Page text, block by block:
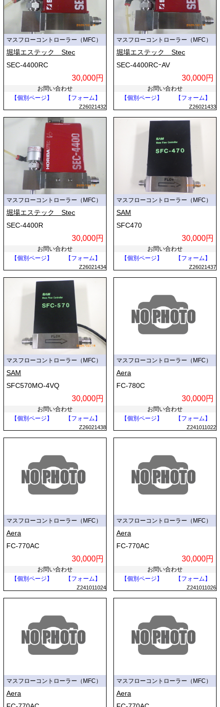
マスフローコントローラー（MFC）
堀場エステック Stec
SEC-4400RC
30,000円
お問い合わせ
【個別ページ】
【フォーム】
Z26021432
マスフローコントローラー（MFC）
堀場エステック Stec
SEC-4400RCｰAV
30,000円
お問い合わせ
【個別ページ】
【フォーム】
Z26021433
マスフローコントローラー（MFC）
堀場エステック Stec
SEC-4400R
30,000円
お問い合わせ
【個別ページ】
【フォーム】
Z26021434
マスフローコントローラー（MFC）
SAM
SFC470
30,000円
お問い合わせ
【個別ページ】
【フォーム】
Z26021437
マスフローコントローラー（MFC）
SAM
SFC570MO-4VQ
30,000円
お問い合わせ
【個別ページ】
【フォーム】
Z26021438
マスフローコントローラー（MFC）
Aera
FC-780C
30,000円
お問い合わせ
【個別ページ】
【フォーム】
Z241011022
マスフローコントローラー（MFC）
Aera
FC-770AC
30,000円
お問い合わせ
【個別ページ】
【フォーム】
Z241011024
マスフローコントローラー（MFC）
Aera
FC-770AC
30,000円
お問い合わせ
【個別ページ】
【フォーム】
Z241011026
マスフローコントローラー（MFC）
Aera
マスフローコントローラー（MFC）
Aera